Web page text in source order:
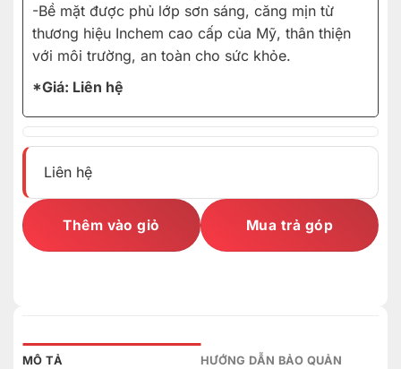
-Bề mặt được phủ lớp sơn sáng, căng mịn từ
thương hiệu Inchem cao cấp của Mỹ, thân thiện
với môi trường, an toàn cho sức khỏe.
*Giá: Liên hệ
Liên hệ
Thêm vào giỏ Mua trả góp
MÔ TẢ HƯỚNG DẪN BẢO QUẢN